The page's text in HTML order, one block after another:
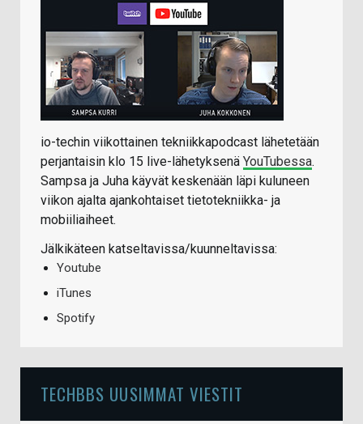
io-techin viikottainen tekniikkapodcast lähetetään
perjantaisin klo 15 live-lähetyksenä YouTubessa.
Sampsa ja Juha käyvät keskenään läpi kuluneen
viikon ajalta ajankohtaiset tietotekniikka- ja
mobiiliaiheet.
Jälkikäteen katseltavissa/kuunneltavissa:
Youtube
iTunes
Spotify
TECHBBS UUSIMMAT VIESTIT